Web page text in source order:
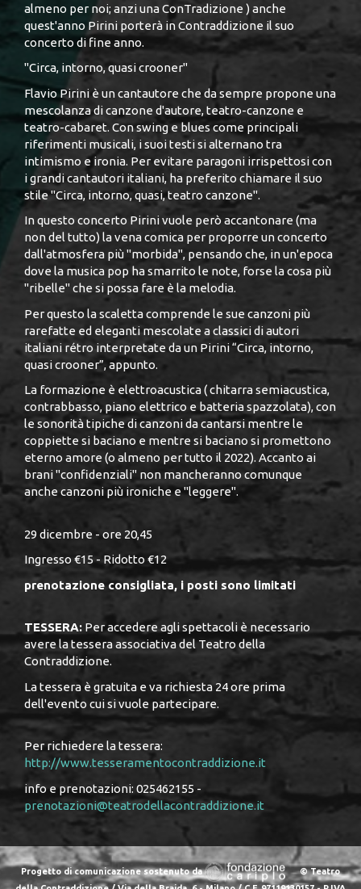
almeno per noi; anzi una ConTradizione ) anche
quest'anno Pirini porterà in Contraddizione il suo
concerto di fine anno.
"Circa, intorno, quasi crooner"
Flavio Pirini è un cantautore che da sempre propone una
mescolanza di canzone d'autore, teatro-canzone e
teatro-cabaret. Con swing e blues come principali
riferimenti musicali, i suoi testi si alternano tra
intimismo e ironia. Per evitare paragoni irrispettosi con
i grandi cantautori italiani, ha preferito chiamare il suo
stile "Circa, intorno, quasi, teatro canzone".
In questo concerto Pirini vuole però accantonare (ma
non del tutto) la vena comica per proporre un concerto
dall'atmosfera più "morbida", pensando che, in un'epoca
dove la musica pop ha smarrito le note, forse la cosa più
"ribelle" che si possa fare è la melodia.
Per questo la scaletta comprende le sue canzoni più
rarefatte ed eleganti mescolate a classici di autori
italiani rétro interpretate da un Pirini “Circa, intorno,
quasi crooner”, appunto.
La formazione è elettroacustica ( chitarra semiacustica,
contrabbasso, piano elettrico e batteria spazzolata), con
le sonorità tipiche di canzoni da cantarsi mentre le
coppiette si baciano e mentre si baciano si promettono
eterno amore (o almeno per tutto il 2022). Accanto ai
brani "confidenziali" non mancheranno comunque
anche canzoni più ironiche e "leggere".
29 dicembre - ore 20,45
Ingresso €15 - Ridotto €12
prenotazione consigliata, i posti sono limitati
TESSERA: Per accedere agli spettacoli è necessario
avere la tessera associativa del Teatro della
Contraddizione.
La tessera è gratuita e va richiesta 24 ore prima
dell'evento cui si vuole partecipare.
Per richiedere la tessera:
http://www.tesseramentocontraddizione.it
info e prenotazioni: 025462155 -
prenotazioni@teatrodellacontraddizione.it
Progetto di comunicazione sostenuto da
© Teatro